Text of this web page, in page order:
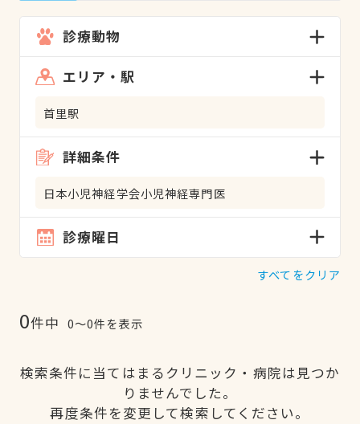
診療動物
エリア・駅
首里駅
詳細条件
日本小児神経学会小児神経専門医
診療曜日
すべてをクリア
0件中 0〜0件を表示
検索条件に当てはまるクリニック・病院は見つか
りませんでした。
再度条件を変更して検索してください。